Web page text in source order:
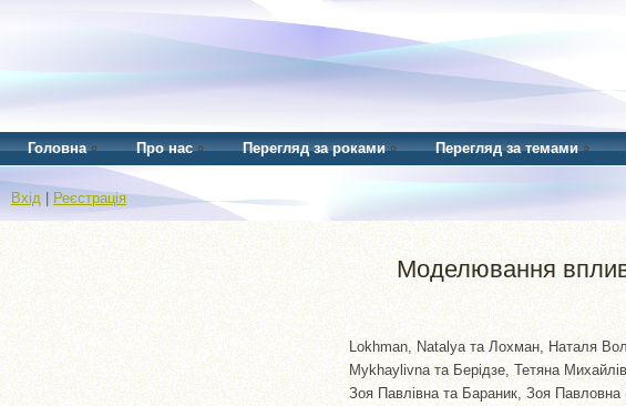
Головна Про нас Перегляд за роками Перегляд за темами
Вхід Реєстрація
Моделювання
Lokhman, Natalya та Лохман, Наталя
Mykhaylivna та Берідзе, Тетяна
Зоя Павлівна та Бараник, Зоя Павловна